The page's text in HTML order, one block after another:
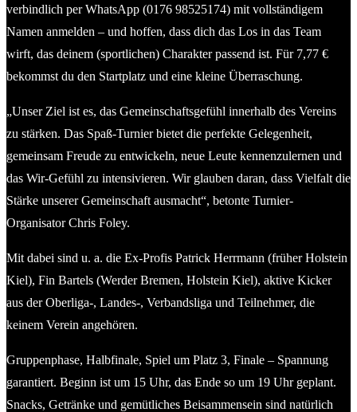
verbindlich per WhatsApp (0176 98525174) mit vollständigem
Namen anmelden – und hoffen, dass dich das Los in das Team
wirft, das deinem (sportlichen) Charakter passend ist. Für 7,77 €
bekommst du den Startplatz und eine kleine Überraschung.
„Unser Ziel ist es, das Gemeinschaftsgefühl innerhalb des Vereins
zu stärken. Das Spaß-Turnier bietet die perfekte Gelegenheit,
gemeinsam Freude zu entwickeln, neue Leute kennenzulernen und
das Wir-Gefühl zu intensivieren. Wir glauben daran, dass Vielfalt die
Stärke unserer Gemeinschaft ausmacht“, betonte Turnier-
Organisator Chris Foley.
Mit dabei sind u. a. die Ex-Profis Patrick Herrmann (früher Holstein
Kiel), Fin Bartels (Werder Bremen, Holstein Kiel), aktive Kicker
aus der Oberliga-, Landes-, Verbandsliga und Teilnehmer, die
keinem Verein angehören.
Gruppenphase, Halbfinale, Spiel um Platz 3, Finale – Spannung
garantiert. Beginn ist um 15 Uhr, das Ende so um 19 Uhr geplant.
Snacks, Getränke und gemütliches Beisammensein sind natürlich